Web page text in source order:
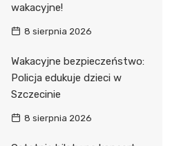
wakacyjne!
8 sierpnia 2026
Wakacyjne bezpieczeństwo:
Policja edukuje dzieci w
Szczecinie
8 sierpnia 2026